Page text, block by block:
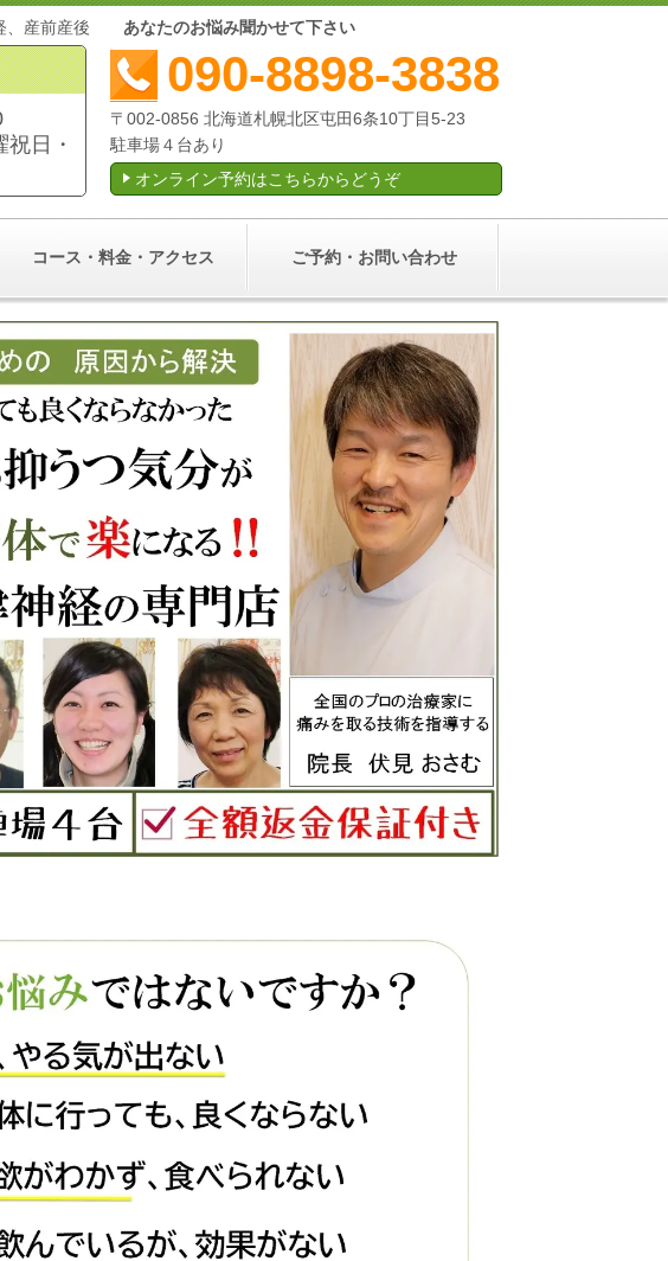
経、産前産後 あなたのお悩み聞かせて下さい
日・
090-8898-3838
〒002-0856 北海道札幌北区屯田6条10丁目5-23
駐車場４台あり
オンライン予約はこちらからどうぞ
コース・料金・アクセス ご予約・お問い合わせ